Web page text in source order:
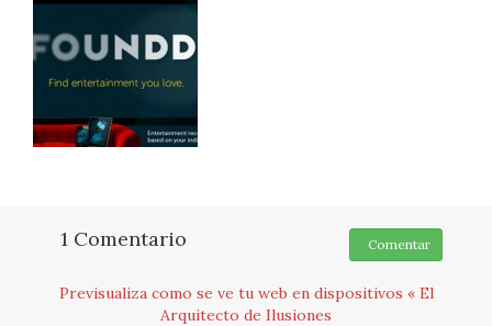
1 Comentario Comentar
Previsualiza como se ve tu web en dispositivos « El
Arquitecto de Ilusiones